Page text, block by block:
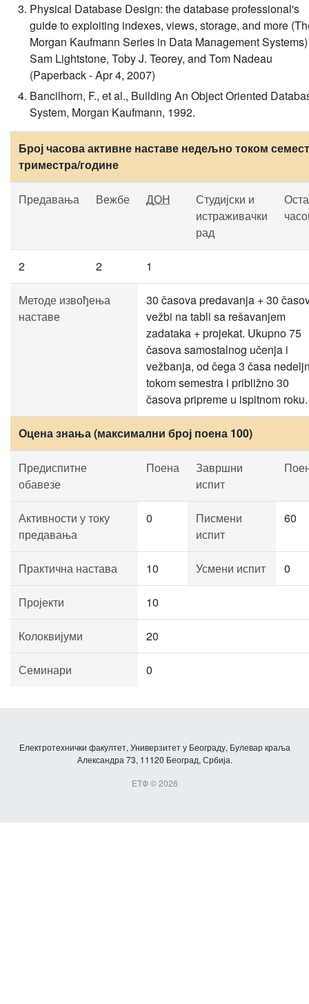
Physical Database Design: the database professional's
guide to exploiting indexes, views, storage, and more
Morgan Kaufmann Series in Data Management
Sam Lightstone, Toby J. Teorey, and Tom Nadeau
(Paperback - Apr 4, 2007)
Bancilhorn, F., et al., Building An Object Oriented
System, Morgan Kaufmann, 1992.
Број часова активне наставе недељно током
триместра/године
Предавања Вежбе ДОН
Студијски и
истраживачки
рад
2 2 1
Методе извођења
наставе
30 časova predavanja + 30
vežbi na tabli sa rešavanjem
zadataka + projekat. Ukupno 75
časova samostalnog učenja i
vežbanja, od čega 3 časa
tokom semestra i približno 30
časova pripreme u ispitnom roku.
Оцена знања (максимални број поена 100)
Предиспитне
обавезе
Поена
Завршни
испит
Активности у току
предавања
0
Писмени
испит
60
Практична настава 10 Усмени испит 0
Пројекти 10
Колоквијуми 20
Семинари 0
Електротехнички факултет, Универзитет у Београду, Булевар краља
Александра 73, 11120 Београд, Србија.
ЕТФ © 2026